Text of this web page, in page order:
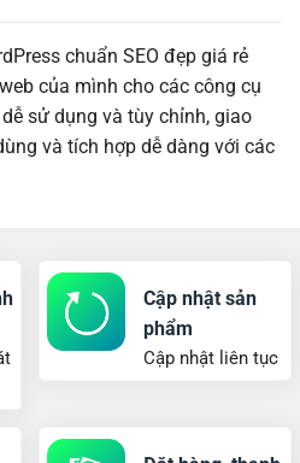
chuẩn SEO đẹp giá rẻ
của mình cho các công cụ
sử dụng và tùy chỉnh, giao
và tích hợp dễ dàng với các
Cập nhật sản
phẩm
Cập nhật liên tục